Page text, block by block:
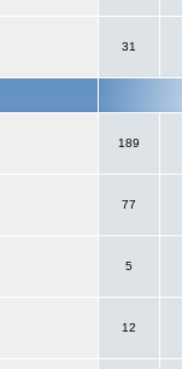
31
189
77
5
12